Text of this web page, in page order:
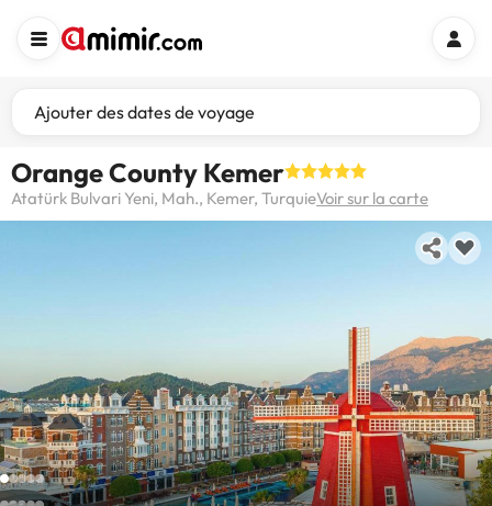
Ajouter des dates de voyage
Orange County Kemer
Atatürk Bulvari Yeni, Mah., Kemer, TurquieVoir sur la carte